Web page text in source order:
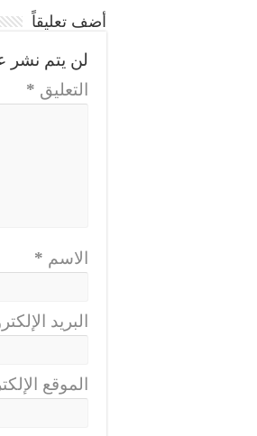
أضف تعليقاً
لن يتم نشر
التعليق *
الاسم *
البريد
الموقع